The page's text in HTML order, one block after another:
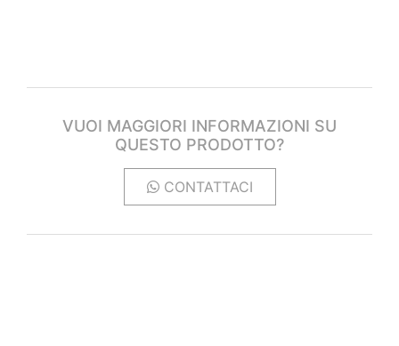
VUOI MAGGIORI INFORMAZIONI SU
QUESTO PRODOTTO?
CONTATTACI